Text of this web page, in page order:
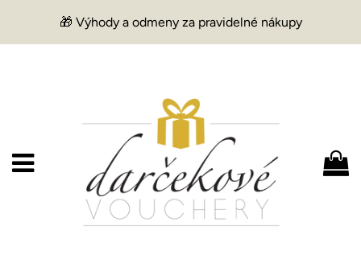
🎁 Výhody a odmeny za pravidelné nákupy
Menu